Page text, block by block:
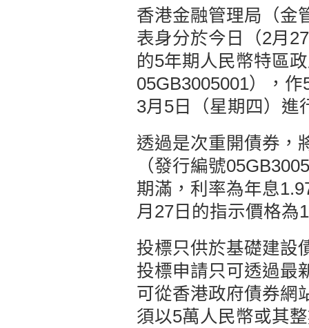
香港金融管理局（金
表身分於今日（2月
的5年期人民幣特區
05GB3005001），
3月5日（星期四）進
透過是次重開債券，
（發行編號
期滿，利率為年息
月27日的指示價格為
投標只供於基礎建設
投標申請只可透過最
可從香港政府債券網
須以5萬人民幣或其